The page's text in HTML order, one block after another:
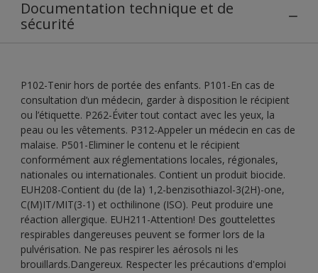
Documentation technique et de
sécurité
P102-Tenir hors de portée des enfants. P101-En cas de
consultation d’un médecin, garder à disposition le récipient
ou l’étiquette. P262-Éviter tout contact avec les yeux, la
peau ou les vêtements. P312-Appeler un médecin en cas de
malaise. P501-Eliminer le contenu et le récipient
conformément aux réglementations locales, régionales,
nationales ou internationales. Contient un produit biocide.
EUH208-Contient du (de la) 1,2-benzisothiazol-3(2H)-one,
C(M)IT/MIT(3-1) et octhilinone (ISO). Peut produire une
réaction allergique. EUH211-Attention! Des gouttelettes
respirables dangereuses peuvent se former lors de la
pulvérisation. Ne pas respirer les aérosols ni les
brouillards.Dangereux. Respecter les précautions d'emploi